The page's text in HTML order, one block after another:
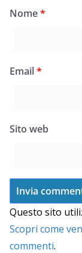
Nome*
Email*
Sito web
Questo sito
Scopri come
commenti.